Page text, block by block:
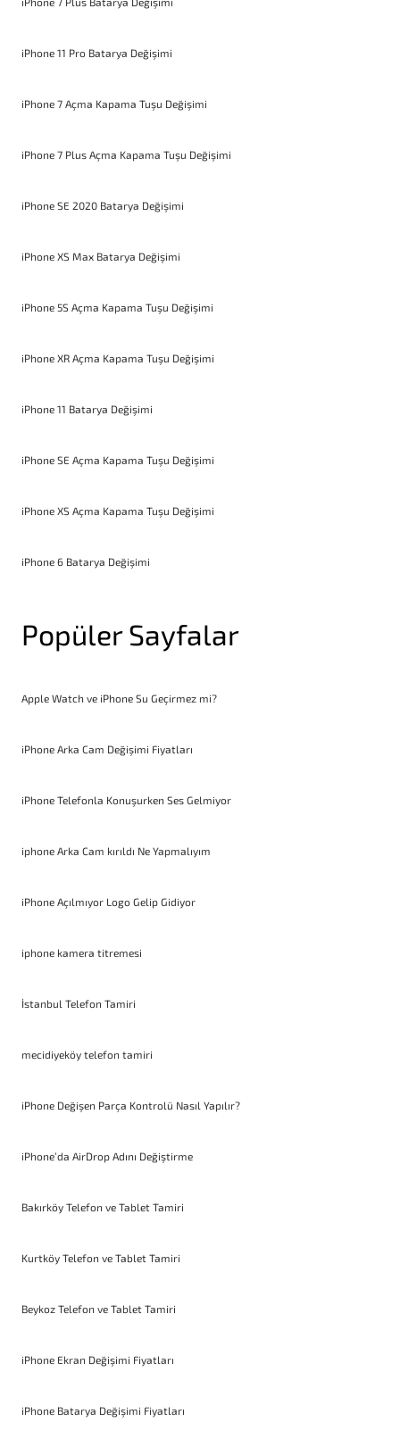
iPhone 11 Pro Batarya Değişimi
iPhone 7 Açma Kapama Tuşu Değişimi
iPhone 7 Plus Açma Kapama Tuşu Değişimi
iPhone SE 2020 Batarya Değişimi
iPhone XS Max Batarya Değişimi
iPhone 5S Açma Kapama Tuşu Değişimi
iPhone XR Açma Kapama Tuşu Değişimi
iPhone 11 Batarya Değişimi
iPhone SE Açma Kapama Tuşu Değişimi
iPhone XS Açma Kapama Tuşu Değişimi
iPhone 6 Batarya Değişimi
Popüler Sayfalar
Apple Watch ve iPhone Su Geçirmez mi?
iPhone Arka Cam Değişimi Fiyatları
iPhone Telefonla Konuşurken Ses Gelmiyor
iphone Arka Cam kırıldı Ne Yapmalıyım
iPhone Açılmıyor Logo Gelip Gidiyor
iphone kamera titremesi
İstanbul Telefon Tamiri
mecidiyeköy telefon tamiri
iPhone Değişen Parça Kontrolü Nasıl Yapılır?
iPhone’da AirDrop Adını Değiştirme
Bakırköy Telefon ve Tablet Tamiri
Kurtköy Telefon ve Tablet Tamiri
Beykoz Telefon ve Tablet Tamiri
iPhone Ekran Değişimi Fiyatları
iPhone Batarya Değişimi Fiyatları